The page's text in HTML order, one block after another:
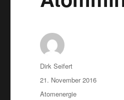
Autor
Dirk Seifert
Veröffentlicht
am
21. November 2016
Kategorien
Atomenergie